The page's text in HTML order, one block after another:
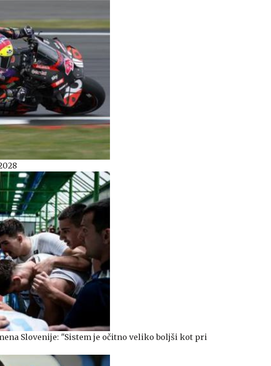
Slovenije: "Sistem je očitno veliko boljši kot pri